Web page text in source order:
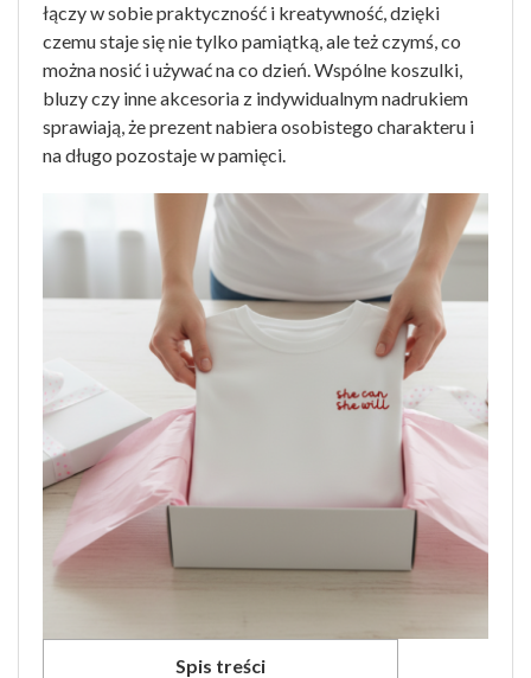
łączy w sobie praktyczność i kreatywność, dzięki
czemu staje się nie tylko pamiątką, ale też czymś, co
można nosić i używać na co dzień. Wspólne koszulki,
bluzy czy inne akcesoria z indywidualnym nadrukiem
sprawiają, że prezent nabiera osobistego charakteru i
na długo pozostaje w pamięci.
Spis treści